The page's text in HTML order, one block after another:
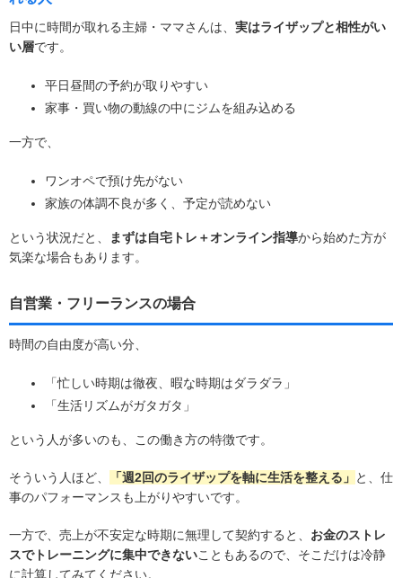
日中に時間が取れる主婦・ママさんは、 実はライザップと相性がい
い層です。
平日昼間の予約が取りやすい
家事・買い物の動線の中にジムを組み込める
一方で、
ワンオペで預け先がない
家族の体調不良が多く、予定が読めない
という状況だと、 まずは自宅トレ＋オンライン指導から始めた方が
気楽な場合もあります。
自営業・フリーランスの場合
時間の自由度が高い分、
「忙しい時期は徹夜、暇な時期はダラダラ」
「生活リズムがガタガタ」
という人が多いのも、この働き方の特徴です。
そういう人ほど、 「週2回のライザップを軸に生活を整える」 と、仕
事のパフォーマンスも上がりやすいです。
一方で、売上が不安定な時期に無理して契約すると、 お金のストレ
スでトレーニングに集中できないこともあるので、そこだけは冷静
に計算してみてください。